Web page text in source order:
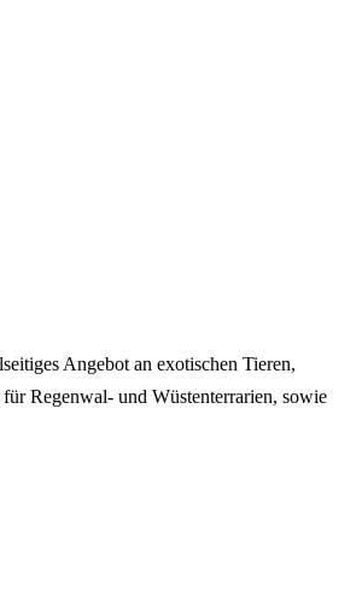
Angebot an exotischen Tieren,
Regenwal- und Wüstenterrarien, sowie